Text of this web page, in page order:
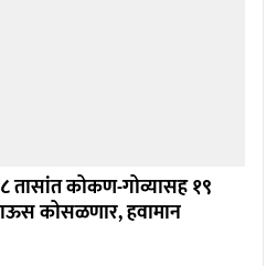
तासांत कोकण-गोव्यासह १९
कोसळणार, हवामान